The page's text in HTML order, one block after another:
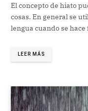
El concepto de hiato
cosas. En general se
lengua cuando se
LEER MÁS